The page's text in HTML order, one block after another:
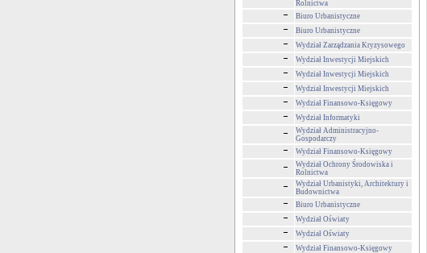
Rolnictwa
Biuro Urbanistyczne
Biuro Urbanistyczne
Wydział Zarządzania Kryzysowego
Wydział Inwestycji Miejskich
Wydział Inwestycji Miejskich
Wydział Inwestycji Miejskich
Wydział Finansowo-Księgowy
Wydział Informatyki
Wydział Administracyjno-
Gospodarczy
Wydział Finansowo-Księgowy
Wydział Ochrony Środowiska i
Rolnictwa
Wydział Urbanistyki, Architektury i
Budownictwa
Biuro Urbanistyczne
Wydział Oświaty
Wydział Oświaty
Wydział Finansowo-Księgowy